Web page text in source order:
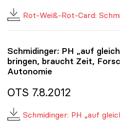
Rot-Weiß-Rot-Card:
Schmidinger: PH „auf
bringen, braucht Zeit,
Autonomie
OTS 7.8.2012
Schmidinger: PH „auf